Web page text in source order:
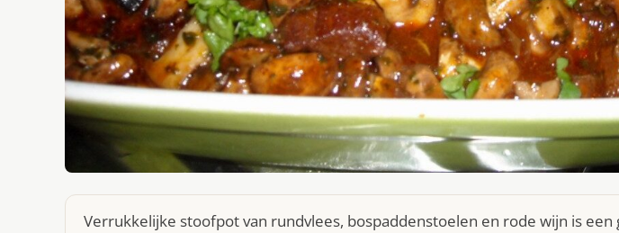
Verrukkelijke stoofpot van rundvlees, bospaddenstoelen en rode wijn is een